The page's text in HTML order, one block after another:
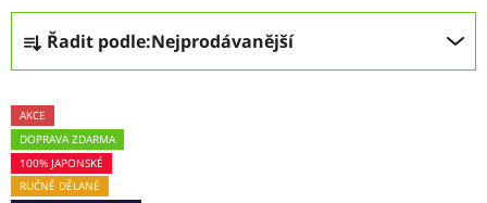
Ř
a
z
e
n
í
p
Řadit podle:Nejprodávanější
V
ý
p
i
AKCE
DOPRAVA ZDARMA
100% JAPONSKÉ
RUČNĚ DĚLANÉ